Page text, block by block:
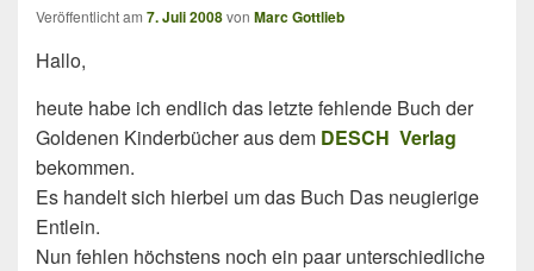
Veröffentlicht am 7. Juli 2008von Marc Gottlieb
Hallo,
heute habe ich endlich das letzte fehlende Buch der
Goldenen Kinderbücher aus dem DESCH Verlag
bekommen.
Es handelt sich hierbei um das Buch Das neugierige
Entlein.
Nun fehlen höchstens noch ein paar unterschiedliche